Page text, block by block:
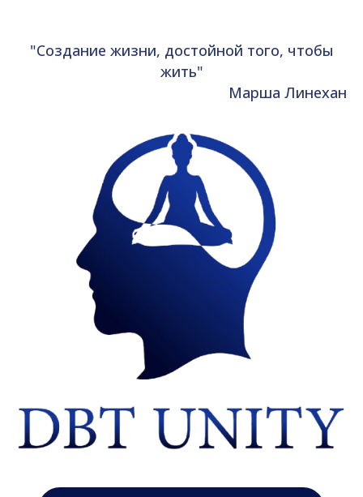
"Создание жизни, достойной того, чтобы
жить"
Марша Линехан